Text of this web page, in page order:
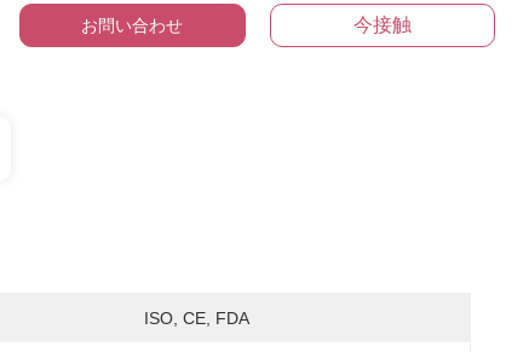
お問い合わせ 今接触
ISO, CE, FDA